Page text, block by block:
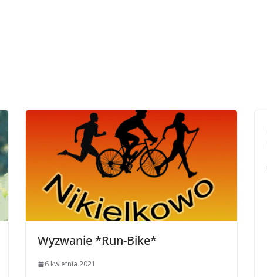
Wyzwanie *Run-Bike*
6 kwietnia 2021